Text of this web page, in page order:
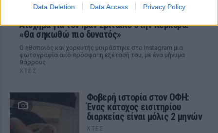
Data Deletion Data Access Privacy Policy
Ατύχημα για τον Ιβάν Σβιτάιλο στην Κέρκυρα:
«Θα σηκωθώ πιο δυνατός»
Ο ηθοποιός και χορευτής μοιράστηκε στο Instagram μια
φωτογραφία από πρόσφατη εξέτασή του, με ένα μήνυμα
θάρρους
ΧΤΕΣ
Φοβερή ιστορία στον ΟΦΗ:
Ένας κάτοχος εισιτηρίου
διαρκείας είναι μόλις 2 μηνών
ΧΤΕΣ